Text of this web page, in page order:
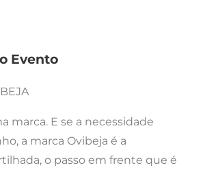
Evento
marca. E se a necessidade
a marca Ovibeja é a
o passo em frente que é